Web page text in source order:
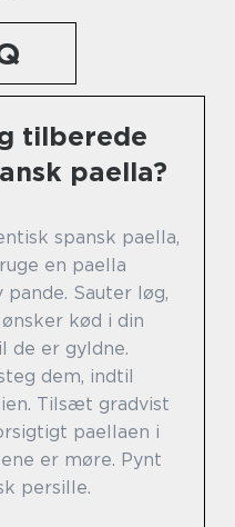
tilberede
paella?
spansk paella,
en paella
Sauter løg,
kød i din
de er gyldne.
dem, indtil
Tilsæt gradvist
paellaen i
er møre. Pynt
persille.